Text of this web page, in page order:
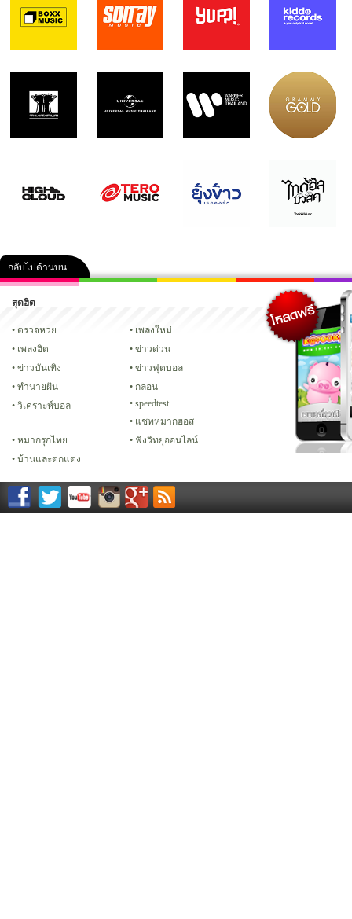
กลับไปด้านบน
คลิป ภาพ ปฏิทิน 2556 เฟซบุ๊ก ทวิ
Glitter
สุดฮิต
ตรวจหวย
เพลงใหม่
เพลงฮิต
ข่าวด่วน
ข่าวบันเทิง
ข่าวฟุตบอล
ทํานายฝัน
กลอน
วิเคราะห์บอล
speedtest
แชทหมากฮอส
หมากรุกไทย
ฟังวิทยุออนไลน์
บ้านและตกแต่ง